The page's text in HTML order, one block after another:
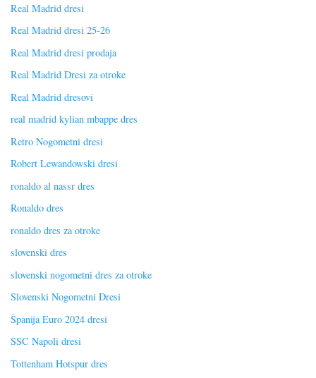
Real Madrid dresi
Real Madrid dresi 25-26
Real Madrid dresi prodaja
Real Madrid Dresi za otroke
Real Madrid dresovi
real madrid kylian mbappe dres
Retro Nogometni dresi
Robert Lewandowski dresi
ronaldo al nassr dres
Ronaldo dres
ronaldo dres za otroke
slovenski dres
slovenski nogometni dres za otroke
Slovenski Nogometni Dresi
Španija Euro 2024 dresi
SSC Napoli dresi
Tottenham Hotspur dres